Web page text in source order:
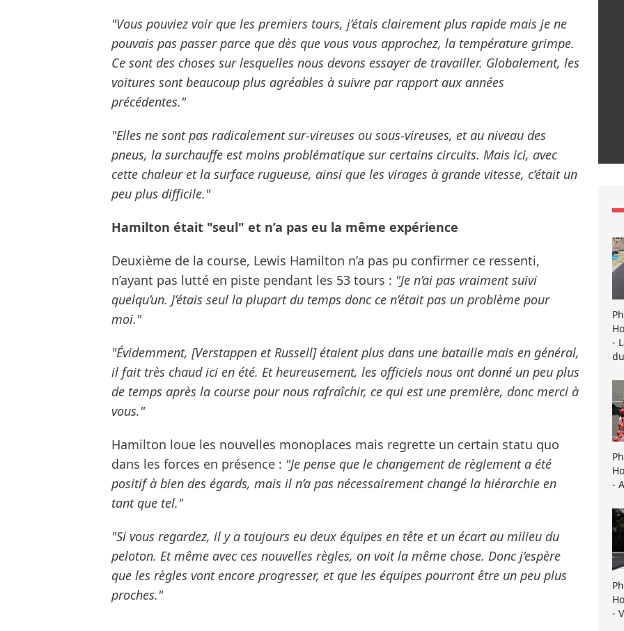
"Vous pouviez voir que les premiers tours, j’étais clairement plus rapide mais je ne
pouvais pas passer parce que dès que vous vous approchez, la température grimpe.
Ce sont des choses sur lesquelles nous devons essayer de travailler. Globalement, les
voitures sont beaucoup plus agréables à suivre par rapport aux années
précédentes."
"Elles ne sont pas radicalement sur-vireuses ou sous-vireuses, et au niveau des
pneus, la surchauffe est moins problématique sur certains circuits. Mais ici, avec
cette chaleur et la surface rugueuse, ainsi que les virages à grande vitesse, c’était un
peu plus difficile."
Hamilton était "seul" et n’a pas eu la même expérience
Deuxième de la course, Lewis Hamilton n’a pas pu confirmer ce ressenti,
n’ayant pas lutté en piste pendant les 53 tours : "Je n’ai pas vraiment suivi
quelqu’un. J’étais seul la plupart du temps donc ce n’était pas un problème pour
moi."
"Évidemment, [Verstappen et Russell] étaient plus dans une bataille mais en général,
il fait très chaud ici en été. Et heureusement, les officiels nous ont donné un peu plus
de temps après la course pour nous rafraîchir, ce qui est une première, donc merci à
vous."
Hamilton loue les nouvelles monoplaces mais regrette un certain statu quo
dans les forces en présence : "Je pense que le changement de règlement a été
positif à bien des égards, mais il n’a pas nécessairement changé la hiérarchie en
tant que tel."
"Si vous regardez, il y a toujours eu deux équipes en tête et un écart au milieu du
peloton. Et même avec ces nouvelles règles, on voit la même chose. Donc j’espère
que les règles vont encore progresser, et que les équipes pourront être un peu plus
proches."
-
-
-